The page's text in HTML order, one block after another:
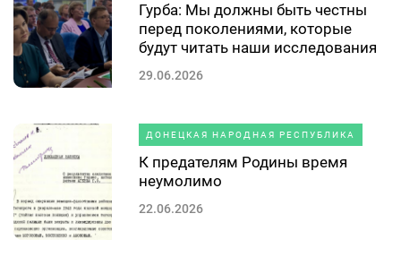
Гурба: Мы должны быть честны
перед поколениями, которые
будут читать наши исследования
29.06.2026
ДОНЕЦКАЯ НАРОДНАЯ РЕСПУБЛИКА
К предателям Родины время
неумолимо
22.06.2026